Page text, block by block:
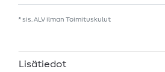
* sis. ALV ilman Toimituskulut
Lisätiedot